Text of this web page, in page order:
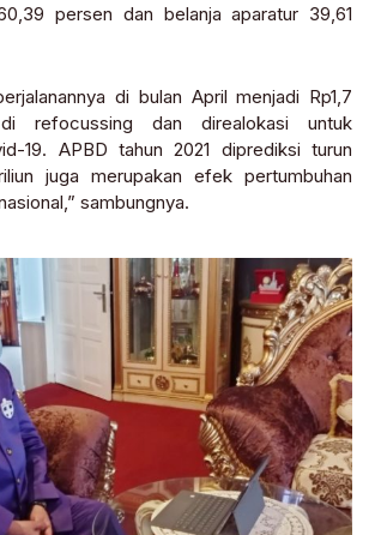
persen dan belanja aparatur 39,61
di bulan April menjadi Rp1,7
refocussing dan direalokasi untuk
19. APBD tahun 2021 diprediksi turun
juga merupakan efek pertumbuhan
sambungnya.